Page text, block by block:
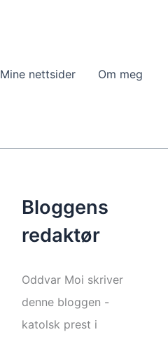
Mine nettsider Om meg
Bloggens
redaktør
Oddvar Moi skriver
denne bloggen -
katolsk prest i